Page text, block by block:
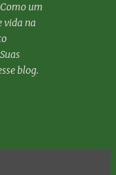
um
vida na
blog.